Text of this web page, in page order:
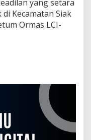
yang setara
Kecamatan Siak
Ormas LCI-